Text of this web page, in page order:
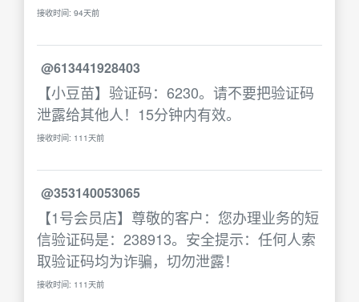
接收时间: 94天前
@613441928403
【小豆苗】验证码：6230。请不要把验证码
泄露给其他人！15分钟内有效。
接收时间: 111天前
@353140053065
【1号会员店】尊敬的客户：您办理业务的短
信验证码是：238913。安全提示：任何人索
取验证码均为诈骗，切勿泄露！
接收时间: 111天前